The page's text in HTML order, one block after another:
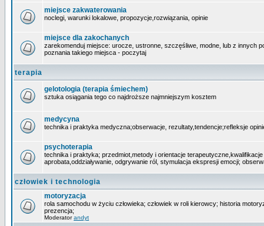
miejsce zakwaterowania
noclegi, warunki lokalowe, propozycje,rozwiązania, opinie
miejsce dla zakochanych
zarekomenduj miejsce: urocze, ustronne, szczęśliwe, modne, lub z innych
poznania takiego miejsca - poczytaj
terapia
gelotologia (terapia śmiechem)
sztuka osiągania tego co najdroższe najmniejszym kosztem
medycyna
technika i praktyka medyczna;obserwacje, rezultaty,tendencje;refleksje
psychoterapia
technika i praktyka; przedmiot,metody i orientacje
aprobata,oddziaływanie, odgrywanie ról, stymulacja ekspresji emocji;
człowiek i technologia
motoryzacja
rola samochodu w życiu człowieka; człowiek w roli kierowcy; historia
prezencja;
Moderatorandyt